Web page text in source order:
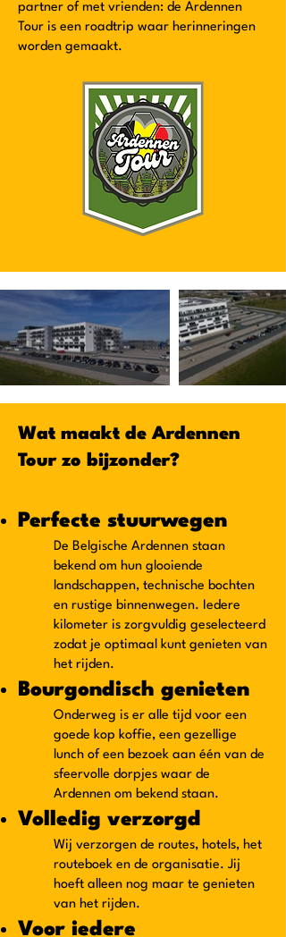
partner of met vrienden: de Ardennen
Tour is een roadtrip waar herinneringen
worden gemaakt.
Wat maakt de Ardennen
Tour zo bijzonder?
Perfecte stuurwegen
De Belgische Ardennen staan
bekend om hun glooiende
landschappen, technische bochten
en rustige binnenwegen. Iedere
kilometer is zorgvuldig geselecteerd
zodat je optimaal kunt genieten van
het rijden.
Bourgondisch genieten
Onderweg is er alle tijd voor een
goede kop koffie, een gezellige
lunch of een bezoek aan één van de
sfeervolle dorpjes waar de
Ardennen om bekend staan.
Volledig verzorgd
Wij verzorgen de routes, hotels, het
routeboek en de organisatie. Jij
hoeft alleen nog maar te genieten
van het rijden.
Voor iedere